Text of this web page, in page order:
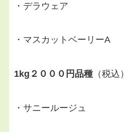
・デラウェア
・マスカットベーリーA
1kg２０００円品種（税込）
・サニールージュ